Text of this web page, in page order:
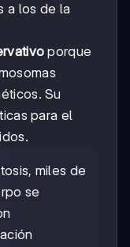
a los de la
porque
Su
para el
miles de
se